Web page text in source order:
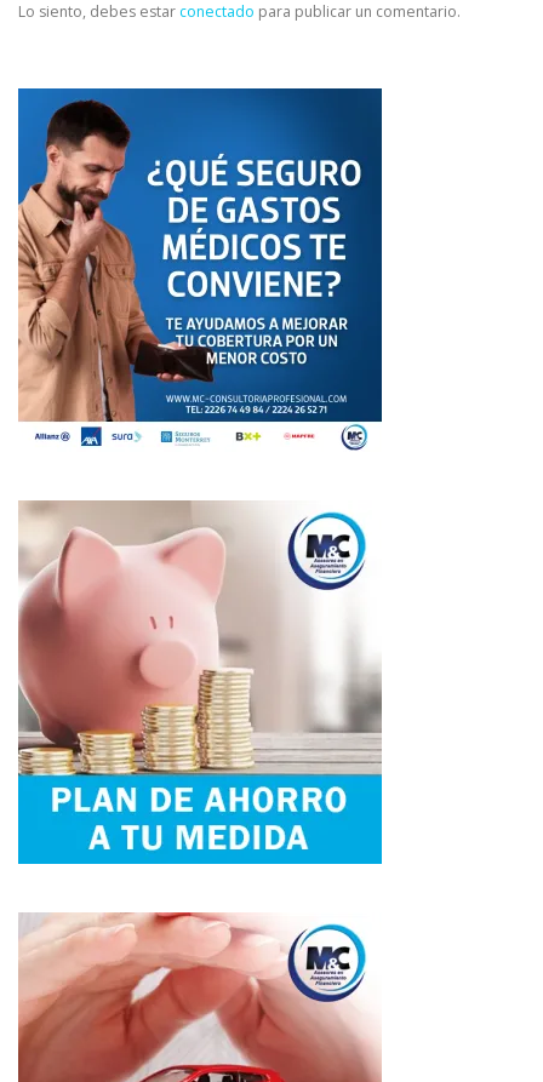
Lo siento, debes estar conectado para publicar un comentario.